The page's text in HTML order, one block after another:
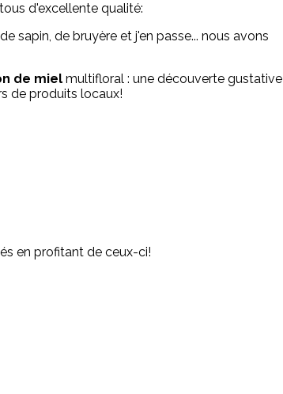
d'excellente qualité:
sapin, de bruyère et j'en passe... nous avons
de miel multifloral : une découverte gustative
de produits locaux!
en profitant de ceux-ci!